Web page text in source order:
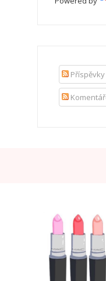
Příspěvky